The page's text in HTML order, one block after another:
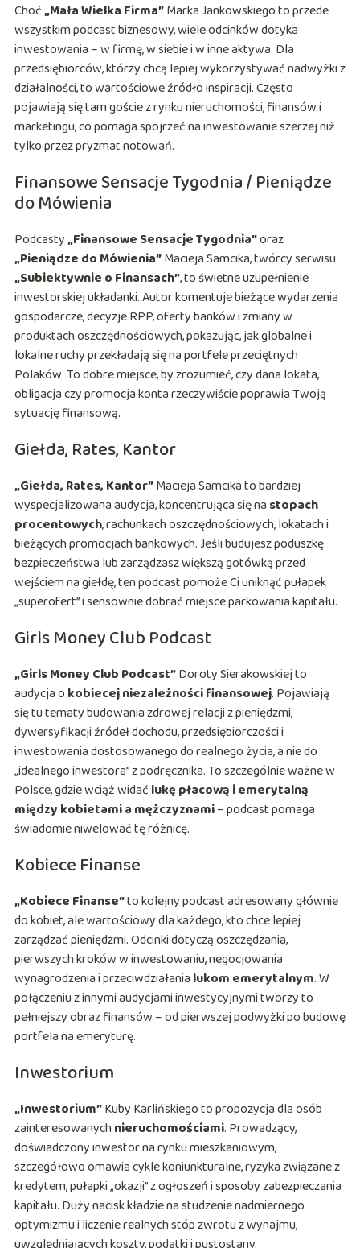
Choć„Mała Wielka Firma”Marka Jankowskiego to przede
wszystkim podcast biznesowy, wiele odcinków dotyka
inwestowania – w firmę, w siebie i w inne aktywa. Dla
przedsiębiorców, którzy chcą lepiej wykorzystywać nadwyżki z
działalności, to wartościowe źródło inspiracji. Często
pojawiają się tam goście z rynku nieruchomości, finansów i
marketingu, co pomaga spojrzeć na inwestowanie szerzej niż
tylko przez pryzmat notowań.
Finansowe Sensacje Tygodnia / Pieniądze
do Mówienia
Podcasty„Finansowe Sensacje Tygodnia”oraz
„Pieniądze do Mówienia”Macieja Samcika, twórcy serwisu
„Subiektywnie o Finansach”, to świetne uzupełnienie
inwestorskiej układanki. Autor komentuje bieżące wydarzenia
gospodarcze, decyzje RPP, oferty banków i zmiany w
produktach oszczędnościowych, pokazując, jak globalne i
lokalne ruchy przekładają się na portfele przeciętnych
Polaków. To dobre miejsce, by zrozumieć, czy dana lokata,
obligacja czy promocja konta rzeczywiście poprawia Twoją
sytuację finansową.
Giełda, Rates, Kantor
„Giełda, Rates, Kantor”Macieja Samcika to bardziej
wyspecjalizowana audycja, koncentrująca się na stopach
procentowych, rachunkach oszczędnościowych, lokatach i
bieżących promocjach bankowych. Jeśli budujesz poduszkę
bezpieczeństwa lub zarządzasz większą gotówką przed
wejściem na giełdę, ten podcast pomoże Ci uniknąć pułapek
„superofert” i sensownie dobrać miejsce parkowania kapitału.
Girls Money Club Podcast
„Girls Money Club Podcast”Doroty Sierakowskiej to
audycja o kobiecej niezależności finansowej. Pojawiają
się tu tematy budowania zdrowej relacji z pieniędzmi,
dywersyfikacji źródeł dochodu, przedsiębiorczości i
inwestowania dostosowanego do realnego życia, a nie do
„idealnego inwestora” z podręcznika. To szczególnie ważne w
Polsce, gdzie wciąż widać lukę płacową i emerytalną
między kobietami a mężczyznami– podcast pomaga
świadomie niwelować tę różnicę.
Kobiece Finanse
„Kobiece Finanse”to kolejny podcast adresowany głównie
do kobiet, ale wartościowy dla każdego, kto chce lepiej
zarządzać pieniędzmi. Odcinki dotyczą oszczędzania,
pierwszych kroków w inwestowaniu, negocjowania
wynagrodzenia i przeciwdziałania lukom emerytalnym. W
połączeniu z innymi audycjami inwestycyjnymi tworzy to
pełniejszy obraz finansów – od pierwszej podwyżki po budowę
portfela na emeryturę.
Inwestorium
„Inwestorium”Kuby Karlińskiego to propozycja dla osób
zainteresowanychnieruchomościami. Prowadzący,
doświadczony inwestor na rynku mieszkaniowym,
szczegółowo omawia cykle koniunkturalne, ryzyka związane z
kredytem, pułapki „okazji” z ogłoszeń i sposoby zabezpieczania
kapitału. Duży nacisk kładzie na studzenie nadmiernego
optymizmu i liczenie realnych stóp zwrotu z wynajmu,